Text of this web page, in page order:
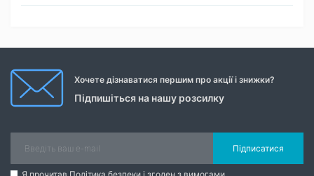
Хочете дізнаватися першим про акції і знижки?
Підпишіться на нашу розсилку
Підписатися